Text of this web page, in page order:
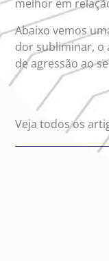
melhor em
Abaixo vemos
dor subliminar, o
de agressão ao
Veja todos os